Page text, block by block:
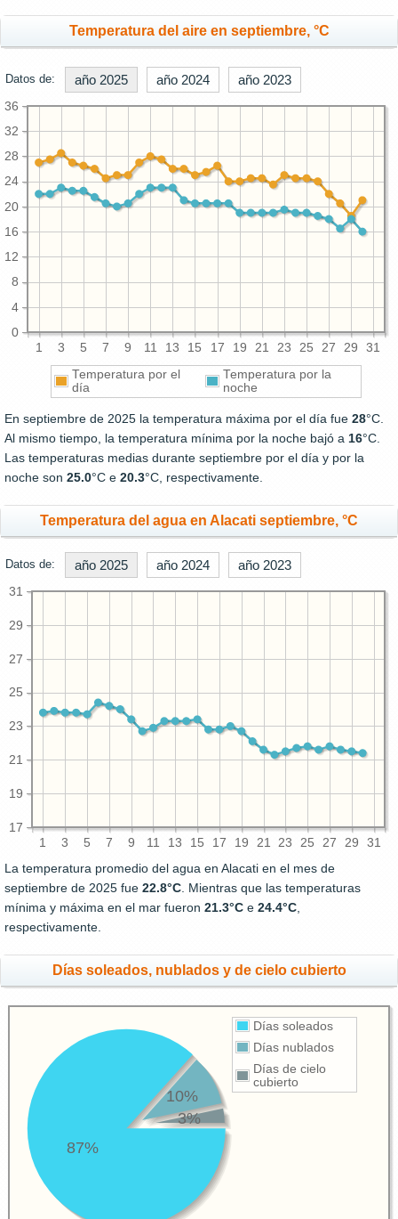
Temperatura del aire en septiembre, °C
Datos de: año 2025 año 2024 año 2023
1 3 5 7 9 11 13 15 17 19 21 23 25 27 29 31
0
4
8
12
16
20
24
28
32
36
Temperatura por el
día
Temperatura por la
noche
En septiembre de 2025 la temperatura máxima por el día fue 28°C.
Al mismo tiempo, la temperatura mínima por la noche bajó a 16°C.
Las temperaturas medias durante septiembre por el día y por la
noche son 25.0°C e 20.3°C, respectivamente.
Temperatura del agua en Alacati septiembre, °C
Datos de: año 2025 año 2024 año 2023
1 3 5 7 9 11 13 15 17 19 21 23 25 27 29 31
17
19
21
23
25
27
29
31
La temperatura promedio del agua en Alacati en el mes de
septiembre de 2025 fue 22.8°C. Mientras que las temperaturas
mínima y máxima en el mar fueron 21.3°C e 24.4°C,
respectivamente.
Días soleados, nublados y de cielo cubierto
Días soleados
Días nublados
Días de cielo
cubierto
87%
10%
3%